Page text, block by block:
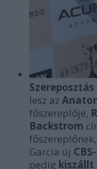
Szereposztás
lesz az
főszereplője,
Backstrom
főszereplőnek,
Garcia új
pedig kiszállt